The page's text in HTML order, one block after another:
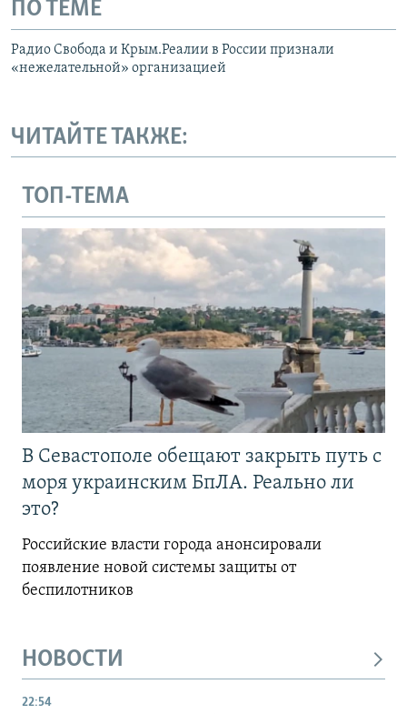
ПО ТЕМЕ
Радио Свобода и Крым.Реалии в России признали
«нежелательной» организацией
ЧИТАЙТЕ ТАКЖЕ:
ТОП-ТЕМА
В Севастополе обещают закрыть путь с
моря украинским БпЛА. Реально ли
это?
Российские власти города анонсировали
появление новой системы защиты от
беспилотников
НОВОСТИ
22:54